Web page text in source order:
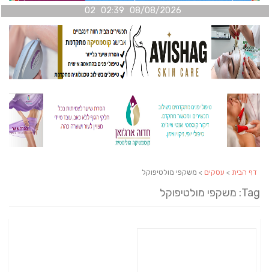
08/08/2026 02:39 02
דף הבית > עסקים > משקפי מולטיפוקל
Tag: משקפי מולטיפוקל